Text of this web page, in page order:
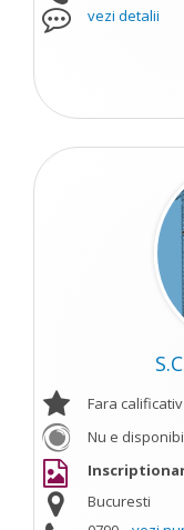
vezi detalii
Fara calificativ
Nu e
Bucuresti